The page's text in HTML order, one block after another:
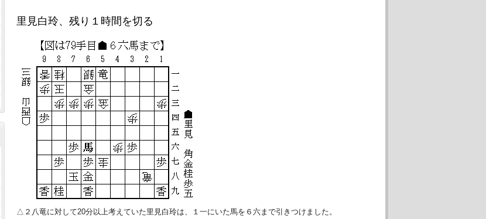
里見白玲、残り１時間を切る
△２八竜に対して20分以上考えていた里見白玲は、１一にいた馬を６六まで引きつけました。